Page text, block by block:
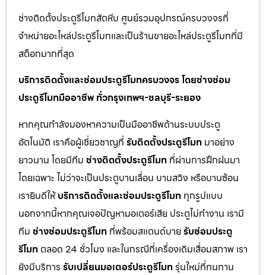
ช่างติดตั้งประตูรีโมทสัตหีบ ศูนย์รวมอุปกรณ์ครบวงจรที่
จำหน่ายอะไหล่ประตูรีโมทและเป็นร้านขายอะไหล่ประตูรีโมทที่มี
สต็อกมากที่สุด
บริการติดตั้งและซ่อมประตูรีโมทครบวงจร โดยช่างซ่อม
ประตูรีโมทมืออาชีพ ทั่วกรุงเทพฯ-ชลบุรี-ระยอง
หากคุณกำลังมองหาความเป็นมืออาชีพด้านระบบประตู
อัตโนมัติ เราคือผู้เชี่ยวชาญที่ รับติดตั้งประตูรีโมท มาอย่าง
ยาวนาน โดยมีทีม ช่างติดตั้งประตูรีโมท ที่ผ่านการฝึกฝนมา
โดยเฉพาะ ไม่ว่าจะเป็นประตูบานเลื่อน บานสวิง หรือบานซ้อน
เรายินดีให้บริการติดตั้งและซ่อมประตูรีโมท ทุกรูปแบบ
นอกจากนี้หากคุณเจอปัญหามอเตอร์เสีย ประตูไม่ทำงาน เรามี
ทีม ช่างซ่อมประตูรีโมท ที่พร้อมสแตนด์บาย รับซ่อมประตู
รีโมท ตลอด 24 ชั่วโมง และในกรณีที่เครื่องเดิมเสื่อมสภาพ เรา
ยังมีบริการ รับเปลี่ยนมอเตอร์ประตูรีโมทรุ่นใหม่ที่ทนทาน